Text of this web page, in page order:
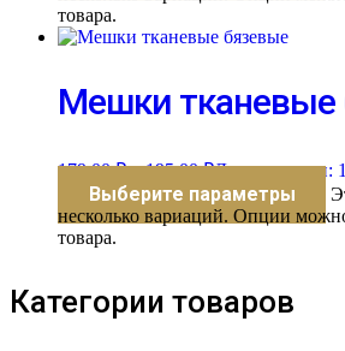
товара.
Мешки тканевые
179,00₽ – 195,00₽Диапазон цен:
Выберите параметры
несколько вариаций. Опции
товара.
Категории товаров